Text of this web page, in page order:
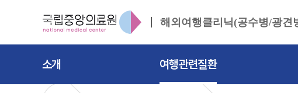
해외여행클리닉(공수병/광견
소개 여행관련질환